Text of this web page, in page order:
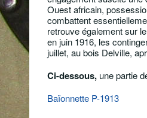
Ouest africain,
combattent
retrouve également sur
en juin 1916, les
juillet, au bois Delville,
Ci-dessous, une partie
Baïonnette P-1913